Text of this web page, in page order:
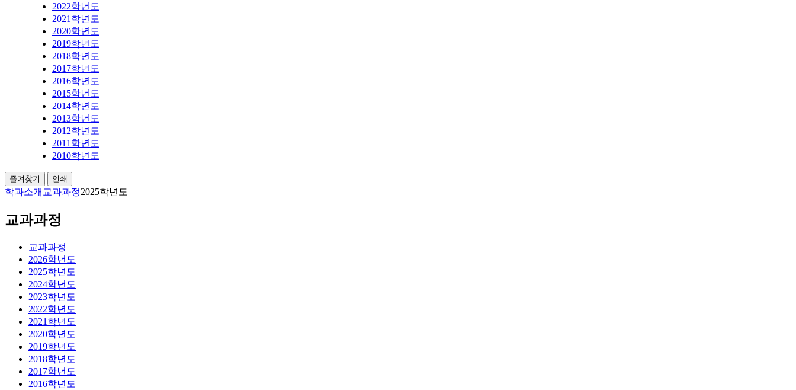
2022학년도
2021학년도
2020학년도
2019학년도
2018학년도
2017학년도
2016학년도
2015학년도
2014학년도
2013학년도
2012학년도
2011학년도
2010학년도
즐겨찾기 인쇄
학과소개 교과과정2025학년도
교과과정
교과과정
2026학년도
2025학년도
2024학년도
2023학년도
2022학년도
2021학년도
2020학년도
2019학년도
2018학년도
2017학년도
2016학년도